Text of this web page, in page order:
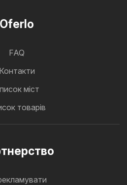
Oferlo
FAQ
Контакти
міст
товарів